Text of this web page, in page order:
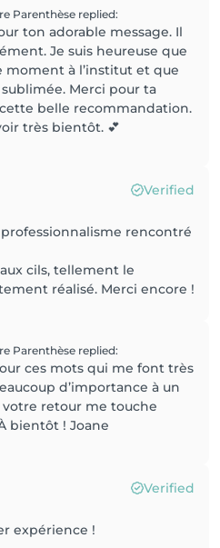
Parenthèse replied:
ton adorable message. Il
Je suis heureuse que
moment à l’institut et que
Merci pour ta
belle recommandation.
très bientôt. 💕
Verified
rencontré
cils, tellement le
réalisé. Merci encore !
Parenthèse replied:
ces mots qui me font très
d’importance à un
votre retour me touche
bientôt ! Joane
Verified
expérience !